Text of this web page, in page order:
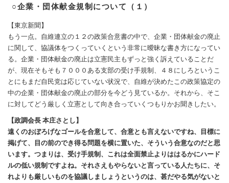
○企業・団体献金規制について（１）
【東京新聞】
もう一点。自維連立の１２の政策合意書の中で、企業・団体献金の廃止
に関して、協議体をつくっていくという非常に曖昧な書き方になってい
る。企業・団体献金の廃止は立憲民主もずっと強く訴えていることだ
が、現在そもそも７０００ある支部の受け手規制、４８にしろというこ
とにもまだ自民党は応じていない状況で、自維が決めたこの政策協定の
中の企業・団体献金の廃止の部分を今どう見ているか。それから、そこ
に対してどう厳しく立憲として向き合っていくつもりかお聞きしたい。
【政調会長 本庄さとし】
遠くのおぼろげなゴールを合意して、合意とも言えないですね、目標に
掲げて、目の前のでき得る問題を横に置いた、そういう合意なのだと思
います。つまりは、受け手規制、これは全面禁止よりははるかにハード
ルの低い規制ですよね。それさえもやらないと言っている人たちに、そ
れよりも厳しいものを協議しましょうというのは、甚だやる気がないと